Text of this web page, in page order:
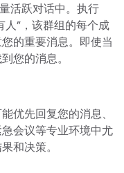
活跃对话中。执行
”，该群组的每个成
的重要消息。即使当
您的消息。
优先回复您的消息、
会议等专业环境中尤
和决策。